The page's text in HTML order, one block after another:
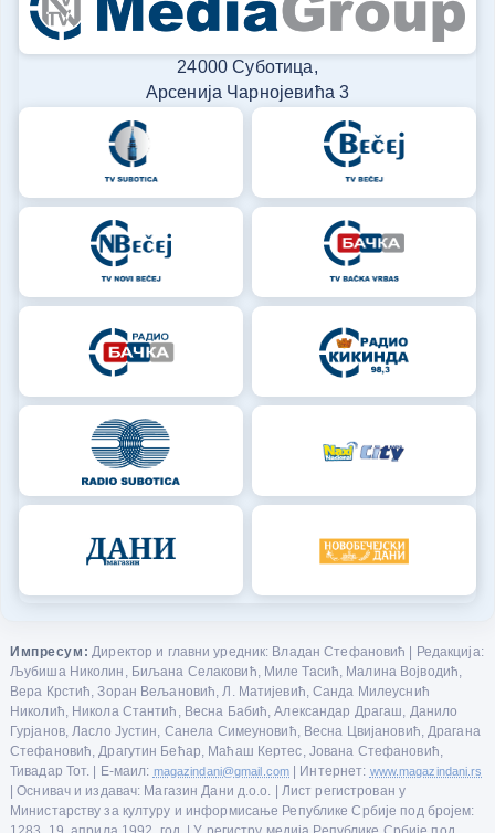
24000 Суботица,
Арсенија Чарнојевића 3
Импресум: Директор и главни уредник: Владан Стефановић | Редакција:
Љубиша Николин, Биљана Селаковић, Миле Тасић, Малина Војводић,
Вера Крстић, Зоран Вељановић, Л. Матијевић, Санда Милеуснић
Николић, Никола Стантић, Весна Бабић, Александар Драгаш, Данило
Гурјанов, Ласло Јустин, Санела Симеуновић, Весна Цвијановић, Драгана
Стефановић, Драгутин Бећар, Маћаш Кертес, Јована Стефановић,
Тивадар Тот. | Е-маил: magazindani@gmail.com | Интернет: www.magazindani.rs
| Оснивач и издавач: Магазин Дани д.о.о. | Лист регистрован у
Министарству за културу и информисање Републике Србије под бројем: